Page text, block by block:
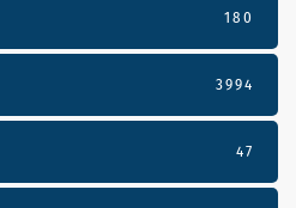
180
3994
47